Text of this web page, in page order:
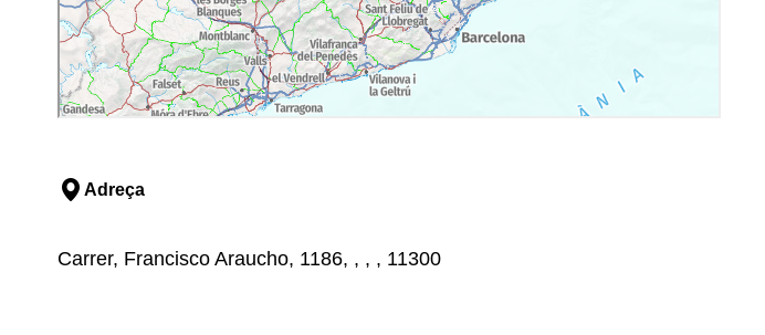
Adreça
Carrer, Francisco Araucho, 1186, , , , 11300